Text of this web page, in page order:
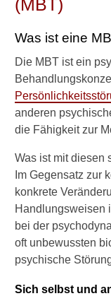
(MBT)
Was ist eine
Die MBT ist ein
anderen
die Fähigkeit zur
Was ist mit diesen
Im Gegensatz zur
konkrete
Handlungsweisen
bei der
oft unbewussten
psychische
Sich selbst und